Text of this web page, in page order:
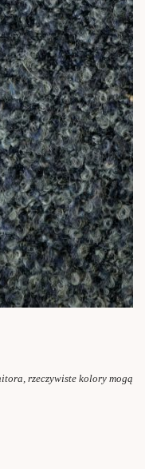
rzeczywiste kolory mogą